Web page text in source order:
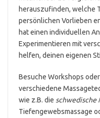
herauszufinden, welche
persönlichen Vorlieben
hat einen individuellen
Experimentieren mit
helfen, deinen eigenen
Besuche Workshops
verschiedene
wie z.B. die schwedische
Tiefengewebsmassage